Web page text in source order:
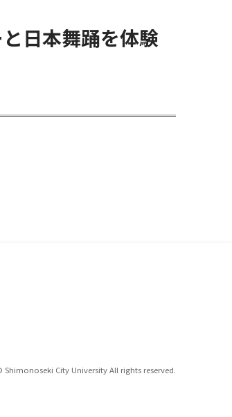
日本舞踊を体験
City University All rights reserved.